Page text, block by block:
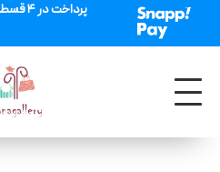
پرداخت در 4 قسط بدون 1 ریال سود و ضمانت